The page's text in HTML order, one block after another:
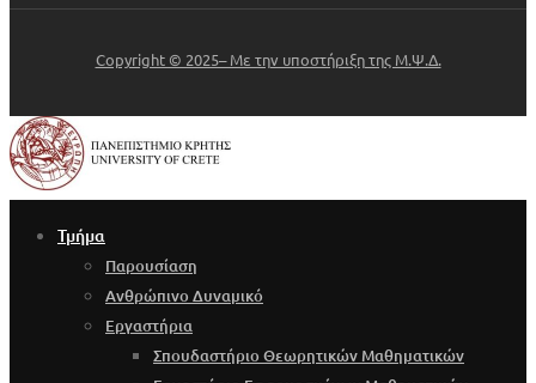
Copyright © 2025– Με την υποστήριξη της Μ.Ψ.Δ.
Τμήμα
Παρουσίαση
Ανθρώπινο Δυναμικό
Εργαστήρια
Σπουδαστήριο Θεωρητικών Μαθηματικών